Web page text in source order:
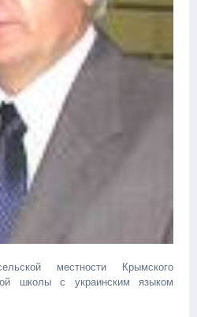
местности Крымского
школы с украинским языком